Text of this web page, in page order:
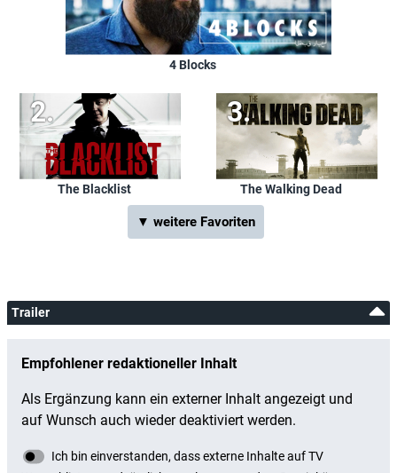
4 Blocks
The Blacklist The Walking Dead
▼ weitere Favoriten
Trailer